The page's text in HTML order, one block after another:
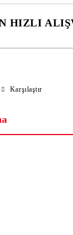
HIZLI
Policy
geçeceğiz.
Karşılaştır